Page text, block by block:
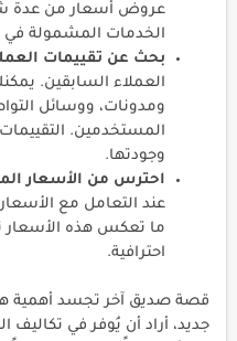
عروض أسعار من عدة
الخدمات المشمولة
بحث عن تقييمات
العملاء السابقين.
ومدونات، ووسائل
المستخدمين.
وجودتها.
احترس من الأسعار
عند التعامل مع
ما تعكس هذه الأسعار
احترافية.
قصة صديق آخر تجسد أهمية
جديد، أراد أن يُوفر في